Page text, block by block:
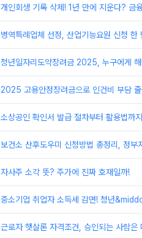
개인회생 기록 삭제! 1년 만에 지운다? 금
병역특례업체 선정, 산업기능요원 신청 한
청년일자리도약장려금 2025, 누구에게
2025 고용안정장려금으로 인건비 부담
소상공인 확인서 발급 절차부터 활용법까
보건소 산후도우미 신청방법 총정리, 정부
자사주 소각 뜻? 주가에 진짜 호재일까!
중소기업 취업자 소득세 감면! 청년
근로자 햇살론 자격조건, 승인되는 사람은